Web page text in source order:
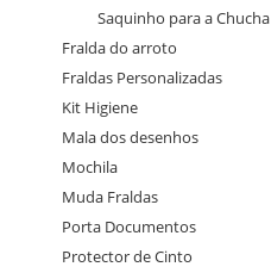
Saquinho para a Chucha
Fralda do arroto
Fraldas Personalizadas
Kit Higiene
Mala dos desenhos
Mochila
Muda Fraldas
Porta Documentos
Protector de Cinto